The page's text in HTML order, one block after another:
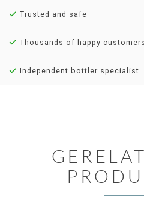
Trusted and safe
Thousands of happy customers
Independent bottler specialist